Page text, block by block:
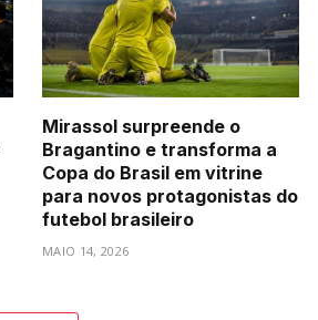
Mirassol surpreende o
Bragantino e transforma a
Copa do Brasil em vitrine
para novos protagonistas do
futebol brasileiro
MAIO 14, 2026